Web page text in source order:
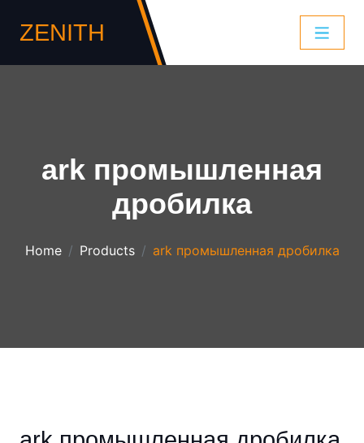
ZENITH
ark промышленная
дробилка
Home Products ark промышленная дробилка